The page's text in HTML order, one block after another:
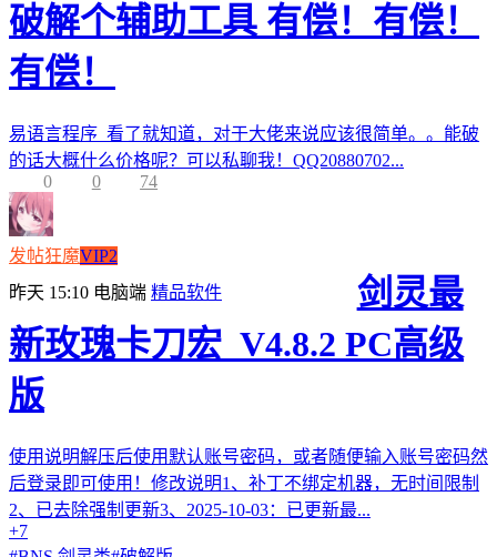
破解个辅助工具 有偿！有偿！
有偿！
易语言程序 看了就知道，对于大佬来说应该很简单。。能破
的话大概什么价格呢？可以私聊我！QQ20880702...
0
0 74
发帖狂魔VIP2
昨天 15:10 电脑端 精品软件
剑灵最
新玫瑰卡刀宏_V4.8.2 PC高级
版
使用说明解压后使用默认账号密码，或者随便输入账号密码然
后登录即可使用！修改说明1、补丁不绑定机器，无时间限制
2、已去除强制更新3、2025-10-03：已更新最...
+7